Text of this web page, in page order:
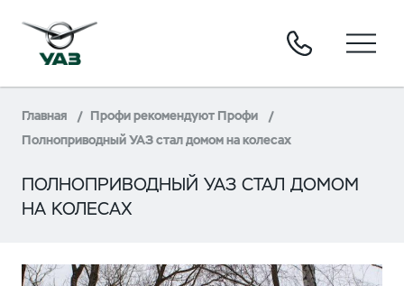
Главная
Профи рекомендуют Профи
Полноприводный УАЗ стал домом на колесах
ПОЛНОПРИВОДНЫЙ УАЗ СТАЛ ДОМОМ
НА КОЛЕСАХ